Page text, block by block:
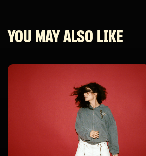
YOU MAY ALSO LIKE